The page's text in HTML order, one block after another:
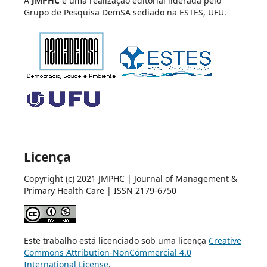
Grupo de Pesquisa DemSA sediado na ESTES, UFU.
Licença
Copyright (c) 2021 JMPHC | Journal of Management &
Primary Health Care | ISSN 2179-6750
Este trabalho está licenciado sob uma licença Creative
Commons Attribution-NonCommercial 4.0
International License.